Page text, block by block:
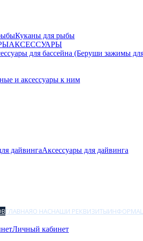
Куканы для рыбы
АКСЕССУАРЫ
и аксессуары к ним
Аксессуары для дайвинга
ГЛАВНАЯО НАСНАШИ РЕКВИЗИТЫ
Личный кабинет